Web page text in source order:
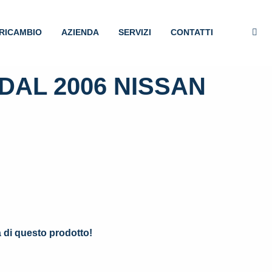
AZIENDA SERVIZI CONTATTI
2006 NISSAN
di questo prodotto!